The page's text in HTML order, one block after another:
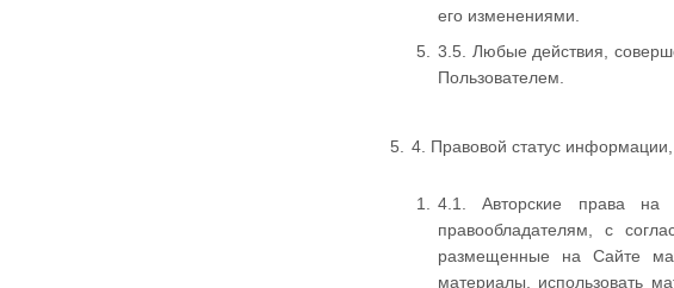
его изменениями.
3.5. Любые действия,
Пользователем.
4. Правовой статус
4.1. Авторские права
правообладателям, с
размещенные на Сайте
материалы, использовать